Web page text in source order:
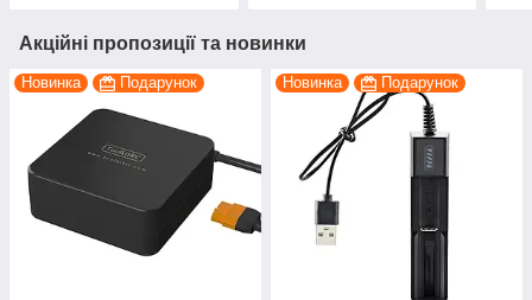
Акційні пропозиції та новинки
Новинка Подарунок Новинка Подарунок